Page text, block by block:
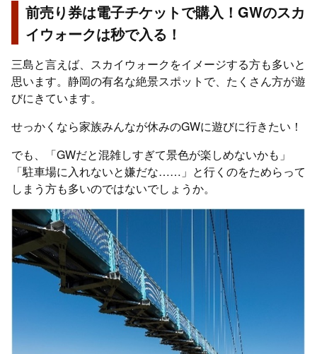
前売り券は電子チケットで購入！GWのスカ
イウォークは秒で入る！
三島と言えば、スカイウォークをイメージする方も多いと
思います。静岡の有名な絶景スポットで、たくさん方が遊
びにきています。
せっかくなら家族みんなが休みのGWに遊びに行きたい！
でも、「GWだと混雑しすぎて景色が楽しめないかも」
「駐車場に入れないと嫌だな……」と行くのをためらって
しまう方も多いのではないでしょうか。